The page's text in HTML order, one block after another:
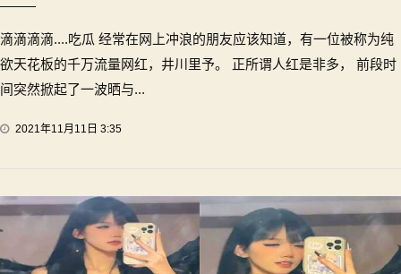
滴滴滴滴....吃瓜 经常在网上冲浪的朋友应该知道，有一位被称为纯
欲天花板的千万流量网红，井川里予。 正所谓人红是非多， 前段时
间突然掀起了一波晒与...
2021年11月11日 3:35